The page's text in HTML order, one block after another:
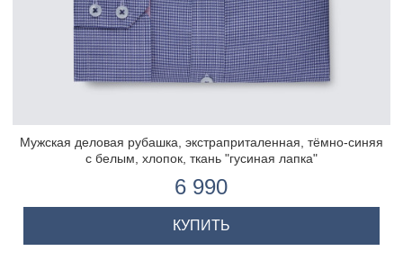
Мужская деловая рубашка, экстраприталенная, тёмно-синяя
с белым, хлопок, ткань "гусиная лапка"
6 990
КУПИТЬ